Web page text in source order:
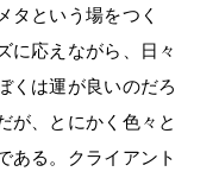
タという場をつく
に応えながら、日々
くは運が良いのだろ
が、とにかく色々と
ある。クライアント